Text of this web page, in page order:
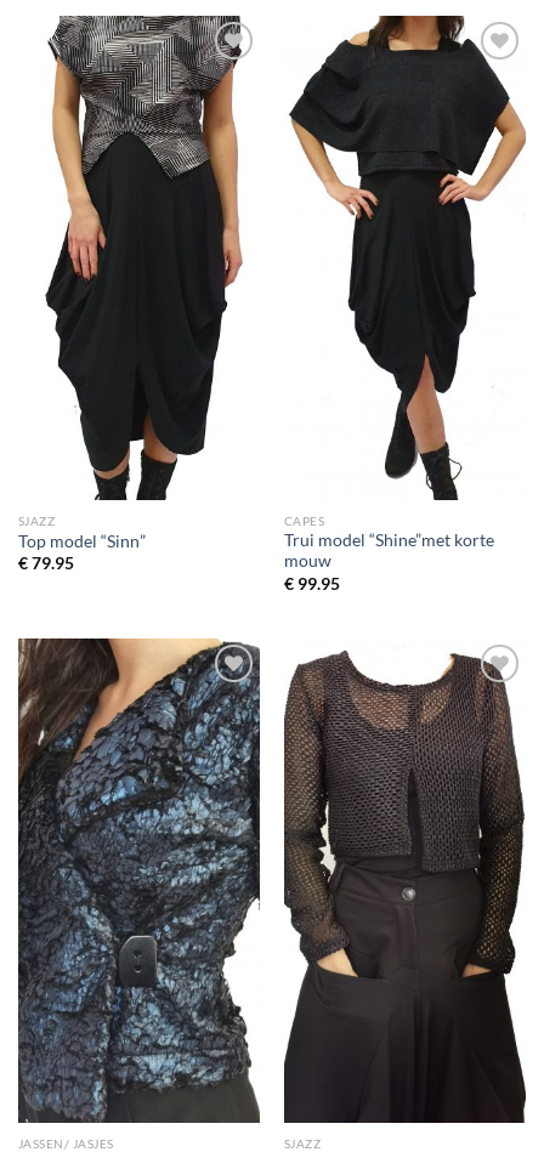
Toevoegen
aan
wenslijst
SJAZZ
Top model “Sinn”
€79.95
Toevoegen
wenslijst
CAPES
Trui model “Shine”met korte
mouw
€99.95
Toevoegen
aan
wenslijst
JASSEN/ JASJES
Toevoegen
aan
wenslijst
SJAZZ